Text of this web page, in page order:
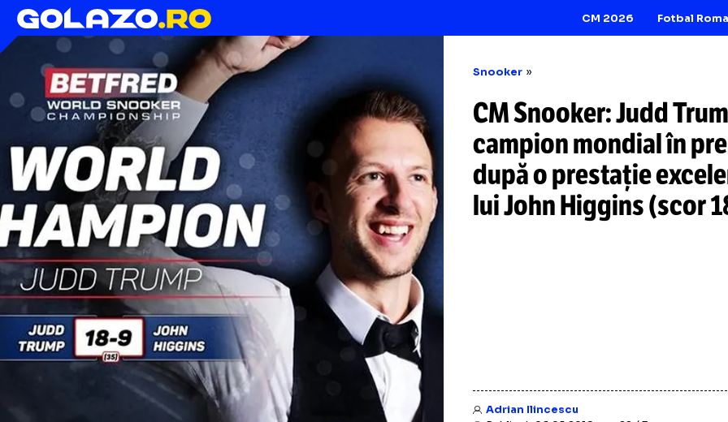
CM 2026
Snooker
CM Snooker:
campion mondial
după o prestație
lui John Higgins